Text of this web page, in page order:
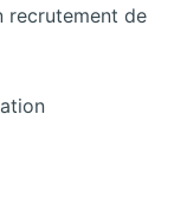
recrutement de